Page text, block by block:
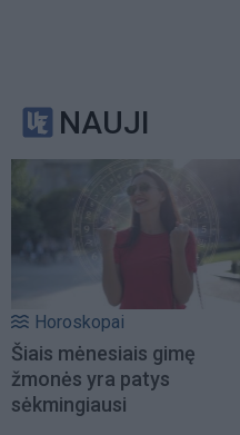
NAUJI
Horoskopai
Šiais mėnesiais gimę
žmonės yra patys
sėkmingiausi